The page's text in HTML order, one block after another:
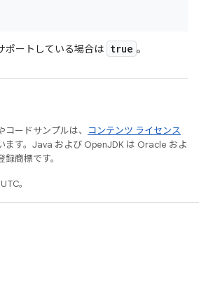
ポートしている場合は true 。
ードサンプルは、
コンテンツ ライセンス
ます。Java および OpenJDK は Oracle およ
商標です。
。